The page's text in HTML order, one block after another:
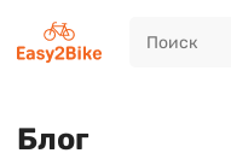
Блог